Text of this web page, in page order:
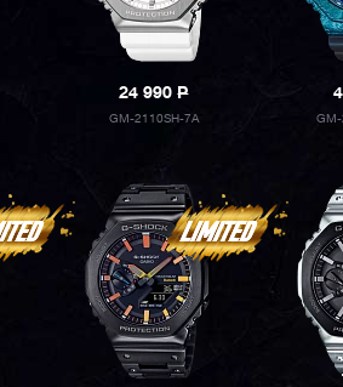
24 990P
GM-2110SH-7A